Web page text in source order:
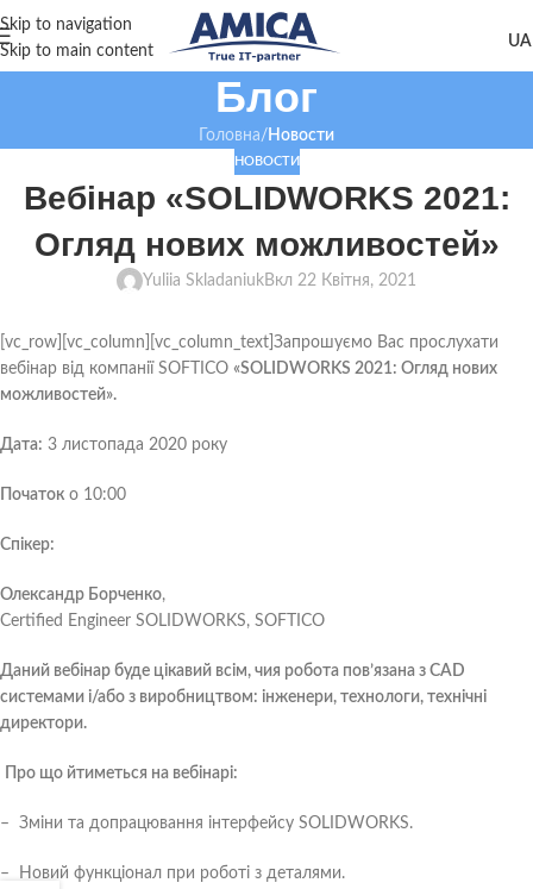
Skip to navigation
Skip to main content
Блог
Головна/ Новости
НОВОСТИ
Вебінар «SOLIDWORKS 2021:
Огляд нових можливостей»
Yuliia SkladaniukВкл 22 Квітня, 2021
[vc_row][vc_column][vc_column_text]Запрошуємо Вас прослухати
вебінар від компанії SOFTICO «SOLIDWORKS 2021: Огляд нових
можливостей».
Дата: 3 листопада 2020 року
Початок о 10:00
Спікер:
Олександр Борченко,
Certified Engineer SOLIDWORKS, SOFTICO
Даний вебінар буде цікавий всім, чия робота пов’язана з CAD
системами і/або з виробництвом: інженери, технологи, технічні
директори.
Про що йтиметься на вебінарі:
– Зміни та допрацювання інтерфейсу SOLIDWORKS.
– Новий функціонал при роботі з деталями.